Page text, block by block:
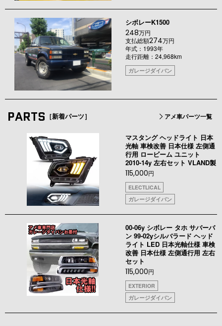
シボレーK1500
248万円
支払総額274万円
年式：1993年
走行距離：24,968km
ガレージダイバン
PARTS ［新着パーツ］ アメ車パーツ一覧
マスタング ヘッドライト 日本
光軸 車検改善 日本仕様 左側通
行用 ロービーム ユニット
2010-14y 左右セット VLAND製
115,000円
ELECTLICAL
ガレージダイバン
00-06y シボレー タホ サバーバ
ン 99-02yシルバラード ヘッド
ライト LED 日本光軸仕様 車検
改善 日本仕様 左側通行用 左右
セット
115,000円
EXTERIOR
ガレージダイバン